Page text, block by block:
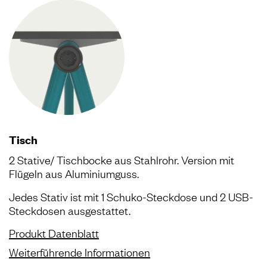
Tisch
2 Stative/ Tischbocke aus Stahlrohr. Version mit
Flügeln aus Aluminiumguss.
Jedes Stativ ist mit 1 Schuko-Steckdose und 2 USB-
Steckdosen ausgestattet.
Produkt Datenblatt
Weiterführende Informationen